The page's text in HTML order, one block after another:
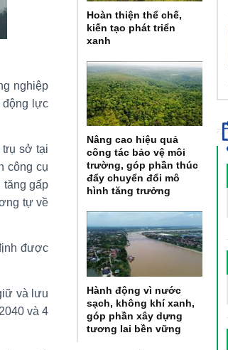
nghiệp
động lực
sở tại
công cụ
tăng gấp
tự về
được
và lưu
và 4
Hoàn thiện thể chế,
kiến tạo phát triển
xanh
Nâng cao hiệu quả
công tác bảo vệ môi
trường, góp phần thúc
đẩy chuyển đổi mô
hình tăng trưởng
Hành động vì nước
sạch, không khí xanh,
góp phần xây dựng
tương lai bền vững